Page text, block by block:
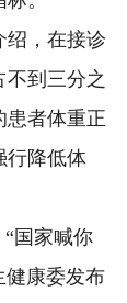
，在接诊
到三分之
患者体重正
行降低体
国家喊你
健康委发布